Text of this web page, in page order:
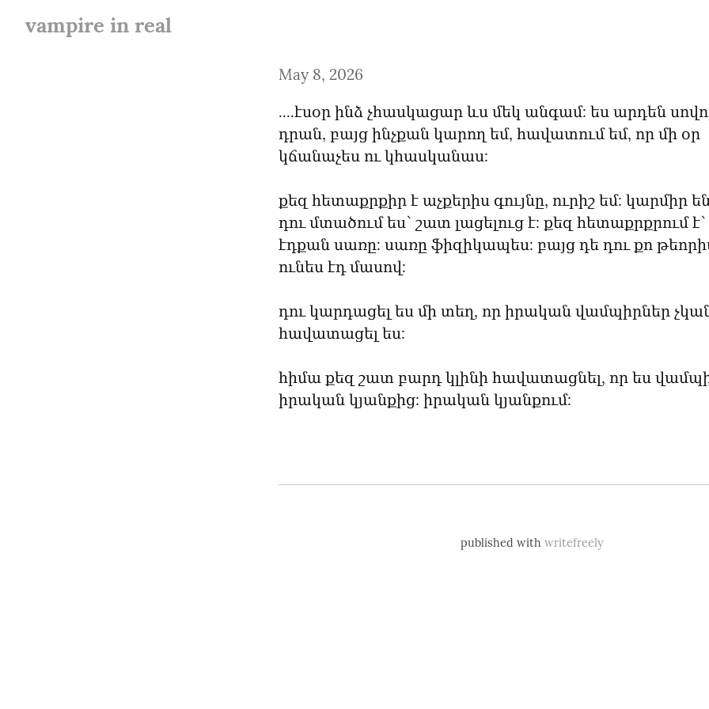
vampire in real
May 8, 2026
....էսօր ինձ չհասկացար ևս մեկ անգամ: ես արդեն
դրան, բայց ինչքան կարող եմ, հավատում եմ, որ մի օր
կճանաչես ու կհասկանաս:
քեզ հետաքրքիր է աչքերիս գույնը, ուրիշ եմ: կարմիր
դու մտածում ես՝ շատ լացելուց է: քեզ հետաքրքրում է՝
էդքան սառը: սառը ֆիզիկապես: բայց դե դու քո
ունես էդ մասով:
դու կարդացել ես մի տեղ, որ իրական վամպիրներ
հավատացել ես:
հիմա քեզ շատ բարդ կլինի հավատացնել, որ ես
իրական կյանքից: իրական կյանքում:
published with writefreely